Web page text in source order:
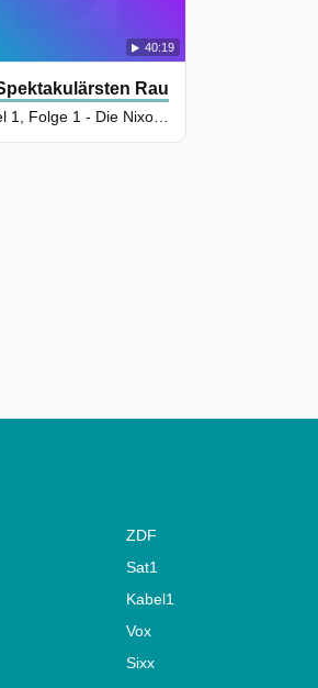
Amerikas
40:19
Raubüberfälle
ZDF
Sat1
Kabel1
Vox
Sixx